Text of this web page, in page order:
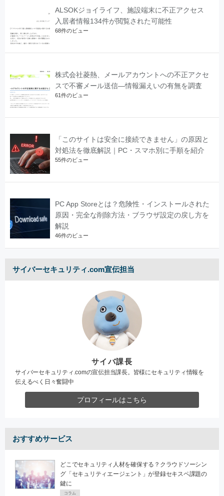
ALSOKジョイライフ、施設端末に不正アクセス
入居者情報134件が閲覧された可能性
68件のビュー
株式会社菱熱、メールアカウントへの不正アクセ
スで不審メール送信―情報漏えいの有無を調査
61件のビュー
「このサイトは安全に接続できません」の原因と
対処法を徹底解説｜PC・スマホ別に手順を紹介
55件のビュー
PC App Storeとは？危険性・インストールされた
原因・完全な削除方法・ブラウザ設定の戻し方を
解説
46件のビュー
サイバーセキュリティ.com宣伝担当
サイバ課長
サイバーセキュリティ.comの宣伝担当課長。皆様にセキュリティ情報を
伝えるべく日々奮闘中
プロフィールはこちら
おすすめサービス
どこでセキュリティ人材を確保する？クラウドソーシン
グ「セキュリティエージェント」が登録セキスペ課題の
鍵に
コラム